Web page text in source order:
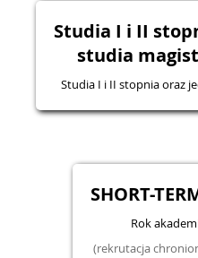
Studia I i II
studia
Studia I i II stopnia oraz
SHORT-
Rok
(rekrutacja